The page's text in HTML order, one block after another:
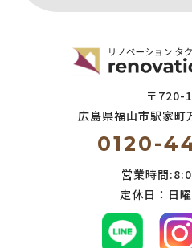
〒720-
広島県福山市駅家町
0120-
営業時間
定休日：日